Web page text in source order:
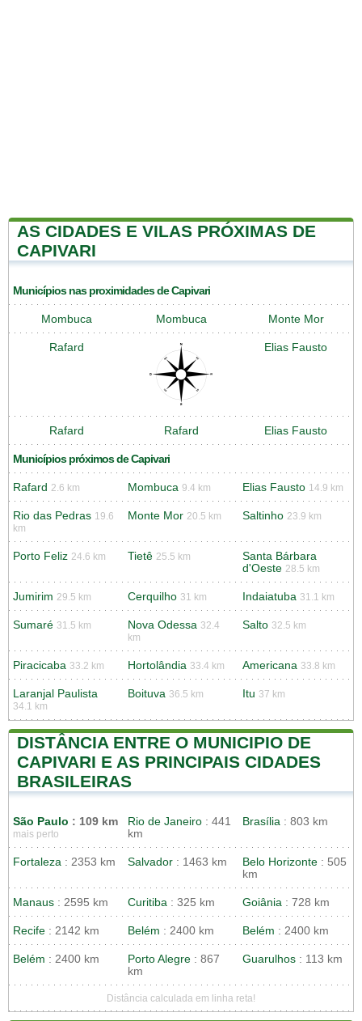
AS CIDADES E VILAS PRÓXIMAS DE
CAPIVARI
Municípios nas proximidades de Capivari
Mombuca Mombuca Monte Mor
Rafard Elias Fausto
Rafard Rafard Elias Fausto
Municípios próximos de Capivari
Rafard 2.6 km Mombuca 9.4 km Elias Fausto 14.9 km
Rio das Pedras 19.6
km
Monte Mor 20.5 km Saltinho 23.9 km
Porto Feliz 24.6 km Tietê 25.5 km
Santa Bárbara
d'Oeste 28.5 km
Jumirim 29.5 km Cerquilho 31 km Indaiatuba 31.1 km
Sumaré 31.5 km Nova Odessa 32.4
km
Salto 32.5 km
Piracicaba 33.2 km Hortolândia 33.4 km Americana 33.8 km
Laranjal Paulista
34.1 km
Boituva 36.5 km Itu 37 km
DISTÂNCIA ENTRE O MUNICIPIO DE
CAPIVARI E AS PRINCIPAIS CIDADES
BRASILEIRAS
São Paulo : 109 km
mais perto
Rio de Janeiro : 441
km
Brasília : 803 km
Fortaleza : 2353 km Salvador : 1463 km Belo Horizonte : 505
km
Manaus : 2595 km Curitiba : 325 km Goiânia : 728 km
Recife : 2142 km Belém : 2400 km Belém : 2400 km
Belém : 2400 km Porto Alegre : 867
km
Guarulhos : 113 km
Distância calculada em linha reta!